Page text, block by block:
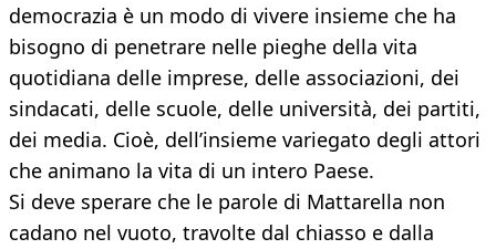
democrazia è un modo di vivere insieme che ha
bisogno di penetrare nelle pieghe della vita
quotidiana delle imprese, delle associazioni, dei
sindacati, delle scuole, delle università, dei partiti,
dei media. Cioè, dell’insieme variegato degli attori
che animano la vita di un intero Paese.
Si deve sperare che le parole di Mattarella non
cadano nel vuoto, travolte dal chiasso e dalla